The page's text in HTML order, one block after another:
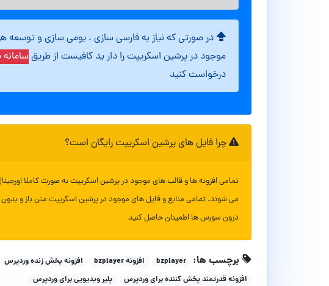
در صورتی که نیاز به فارسی سازی ، بومی سازی و
موجود در پرشین اسکریپت را دار ید کافیست از طریق
درخواست کنید
چرا فایل های پرشین اسکریپت رایگان است؟
تمامی افزونه ها و قالب های موجود در پرشین اسکریپت به صورت کاملا
می شوند. تمامی منابع و فایل های موجود در پرشین اسکریپت متن باز و
درون سورس ها اطمینان حاصل کنید
برچسب ها: bzplayer افزونه bzplayer افزونه پخش زنده وردپرس
افزونه قدرتمند پخش کننده برای وردپرس
پلیر ویدیویی برای وردپرس